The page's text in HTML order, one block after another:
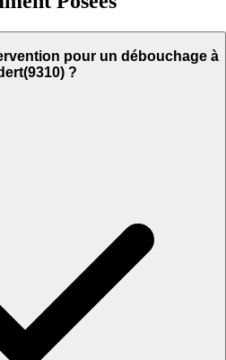
pour un débouchage à
?